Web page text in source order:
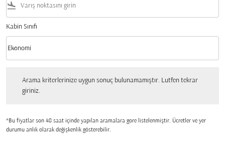
flight_land
Kabin Sınıfı
Kabin Sınıfı option Ekonomi Selected
Ekonomi
keyboard_arrow_down
Arama kriterlerinize uygun sonuç bulunamamıştır. Lutfen tekrar
giriniz.
*Bu fiyatlar son 48 saat içinde yapılan aramalara gore listelenmiştir. Ücretler ve yer
durumu anlık olarak değişkenlik gösterebilir.